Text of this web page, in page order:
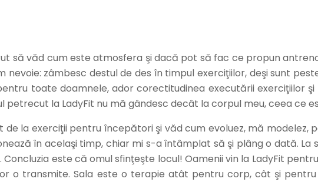
să văd cum este atmosfera şi dacă pot să fac ce propun
nevoie: zâmbesc destul de des în timpul exerciţiilor, deşi sunt
toate doamnele, ador corectitudinea executării exerciţiilor
petrecut la LadyFit nu mă gândesc decât la corpul meu, ceea ce
de la exerciţii pentru începători şi văd cum evoluez, mă
în acelaşi timp, chiar mi s-a întâmplat să şi plâng o dată.
este că omul sfinţeşte locul! Oamenii vin la LadyFit
o transmite. Sala este o terapie atât pentru corp, cât şi